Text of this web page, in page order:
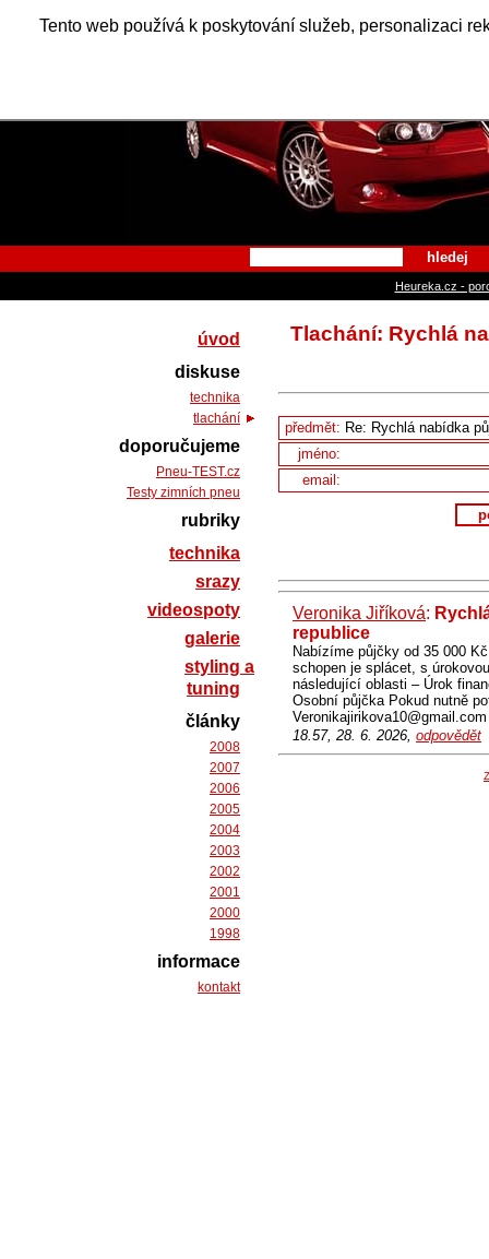
Tento web používá k poskytování služeb, personalizaci
Alfa
hledej
Heureka.cz -
Tlachání: Rychlá
předmět:
jméno:
email:
Veronika Jiříková:
republice
Nabízíme půjčky od 35 000
schopen je splácet, s
následující oblasti – Úrok
Osobní půjčka Pokud nutně
18.57, 28. 6. 2026, odpovědět
úvod
diskuse
technika
tlachání
doporučujeme
Pneu-TEST.cz
Testy zimních pneu
rubriky
technika
srazy
videospoty
galerie
styling a
tuning
články
2008
2007
2006
2005
2004
2003
2002
2001
2000
1998
informace
kontakt